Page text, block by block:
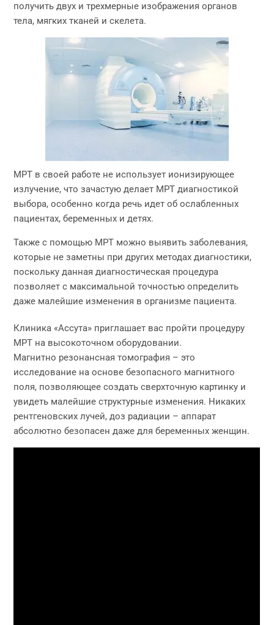
получить двух и трехмерные изображения органов
тела, мягких тканей и скелета.
МРТ в своей работе не использует ионизирующее
излучение, что зачастую делает МРТ диагностикой
выбора, особенно когда речь идет об ослабленных
пациентах, беременных и детях.
Также с помощью МРТ можно выявить заболевания,
которые не заметны при других методах диагностики,
поскольку данная диагностическая процедура
позволяет с максимальной точностью определить
даже малейшие изменения в организме пациента.
Клиника «Ассута» приглашает вас пройти процедуру
МРТ на высокоточном оборудовании.
Магнитно резонансная томография – это
исследование на основе безопасного магнитного
поля, позволяющее создать сверхточную картинку и
увидеть малейшие структурные изменения. Никаких
рентгеновских лучей, доз радиации – аппарат
абсолютно безопасен даже для беременных женщин.